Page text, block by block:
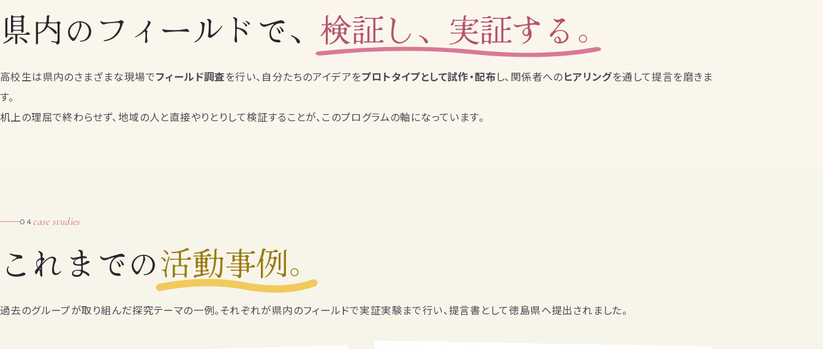
県内のフィールドで、 検証し、実証する。
高校生は県内のさまざまな現場でフィールド調査を行い、自分たちのアイデアをプロトタイプとして試作・配布し、関係者へのヒアリングを通して提言を磨きま
す。
机上の理屈で終わらせず、地域の人と直接やりとりして検証することが、このプログラムの軸になっています。
04case studies
これまでの活動事例。
過去のグループが取り組んだ探究テーマの一例。それぞれが県内のフィールドで実証実験まで行い、提言書として徳島県へ提出されました。